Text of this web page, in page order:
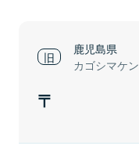
鹿児島県
カゴシマケン